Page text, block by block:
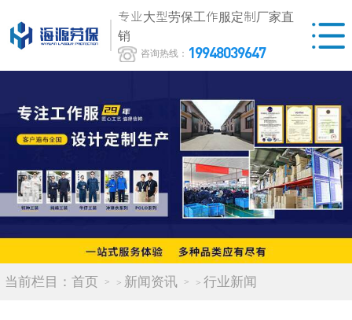
专业大型劳保工作服定制厂家直
销
咨询热线： 19948039647
当前栏目： 首页 > 新闻资讯 > 行业新闻